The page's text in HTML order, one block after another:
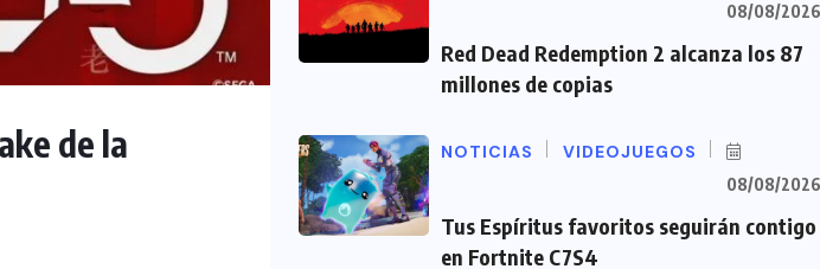
de la
08/08/2026
Red Dead Redemption 2 alcanza los 87
millones de copias
NOTICIAS VIDEOJUEGOS
08/08/2026
Tus Espíritus favoritos seguirán contigo
en Fortnite C7S4